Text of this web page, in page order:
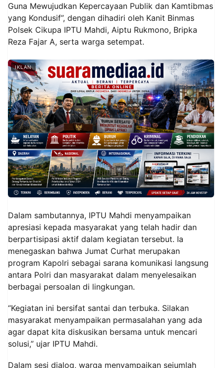
Guna Mewujudkan Kepercayaan Publik dan Kamtibmas
yang Kondusif”, dengan dihadiri oleh Kanit Binmas
Polsek Cikupa IPTU Mahdi, Aiptu Rukmono, Bripka
Reza Fajar A, serta warga setempat.
IKLAN
Dalam sambutannya, IPTU Mahdi menyampaikan
apresiasi kepada masyarakat yang telah hadir dan
berpartisipasi aktif dalam kegiatan tersebut. Ia
menegaskan bahwa Jumat Curhat merupakan
program Kapolri sebagai sarana komunikasi langsung
antara Polri dan masyarakat dalam menyelesaikan
berbagai persoalan di lingkungan.
“Kegiatan ini bersifat santai dan terbuka. Silakan
masyarakat menyampaikan permasalahan yang ada
agar dapat kita diskusikan bersama untuk mencari
solusi,” ujar IPTU Mahdi.
Dalam sesi dialog, warga menyampaikan sejumlah